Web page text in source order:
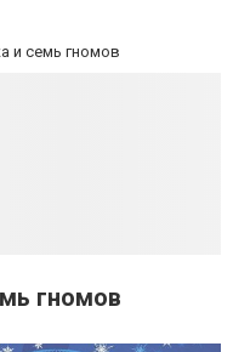
и семь гномов
гномов